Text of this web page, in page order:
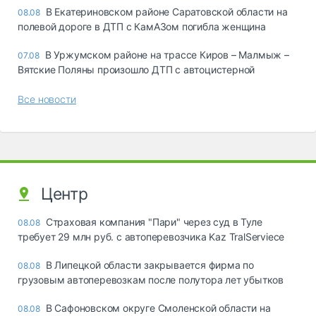
08.08 В Екатериновском районе Саратовской области на
полевой дороге в ДТП с КамАЗом погибла женщина
07.08 В Уржумском районе на трассе Киров – Малмыж –
Вятские Поляны произошло ДТП с автоцистерной
Все новости
Центр
08.08 Страховая компания "Пари" через суд в Туле
требует 29 млн руб. с автоперевозчика Kaz TralServiece
08.08 В Липецкой области закрывается фирма по
грузовым автоперевозкам после полутора лет убытков
08.08 В Сафоновском округе Смоленской области на